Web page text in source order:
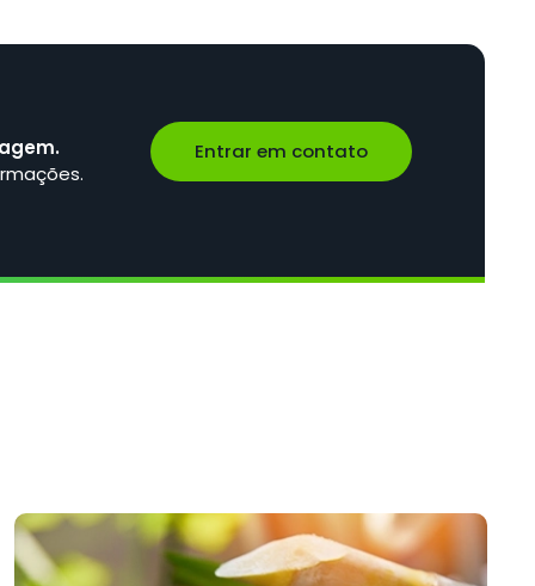
Entrar em contato